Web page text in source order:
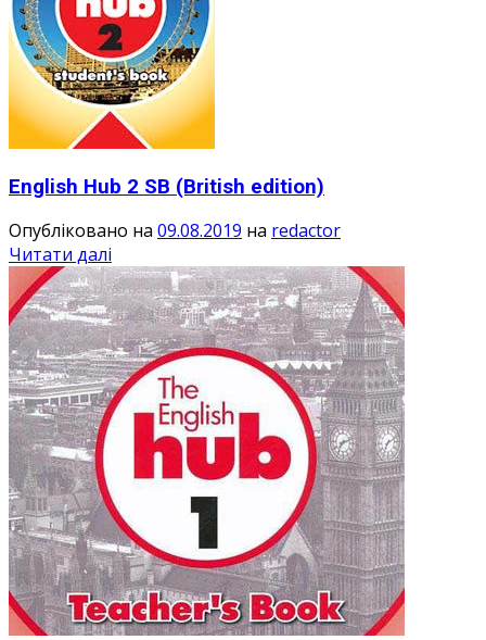
English Hub 2 SB (British edition)
Опубліковано на 09.08.2019 на redactor
Читати далі